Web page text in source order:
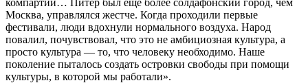
Москва, управлялся жестче. Когда проходили первые
фестивали, люди вдохнули нормального воздуха. Народ
повалил, почувствовал, что это не амбициозная культура, а
просто культура — то, что человеку необходимо. Наше
поколение пыталось создать островки свободы при помощи
культуры, в которой мы работали».